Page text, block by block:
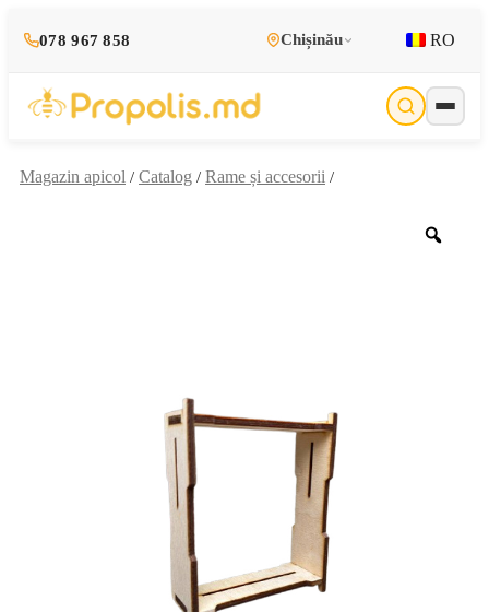
078 967 858 Chișinău RO
Magazin apicol / Catalog / Rame și accesorii /